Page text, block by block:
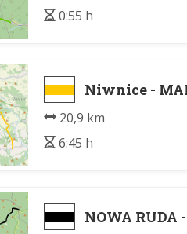
0:55 h
Niwnice -
20,9 km
6:45 h
NOWA RUDA